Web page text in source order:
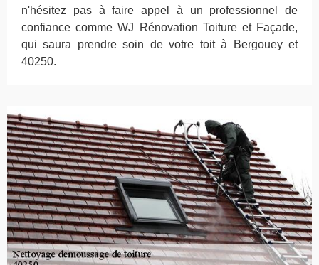
n'hésitez pas à faire appel à un professionnel de
confiance comme WJ Rénovation Toiture et Façade,
qui saura prendre soin de votre toit à Bergouey et
40250.